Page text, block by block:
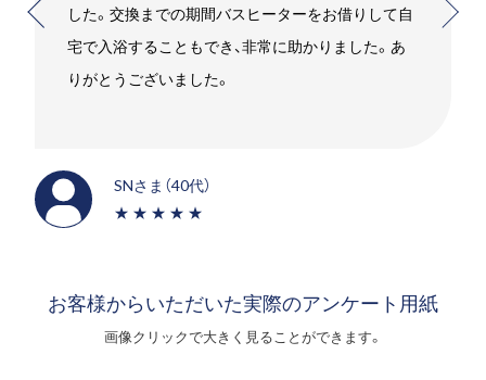
ーターをお借りして自
に助かりました。あ
と少し心配でしたが、エスジーさ
かったです。笑
お客様からいただいた実際のアンケート用紙
画像クリックで大きく見ることができます。